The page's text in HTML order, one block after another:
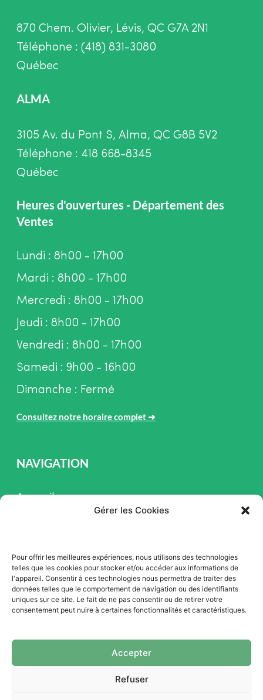
Gérer les Cookies
Pour offrir les meilleures expériences, nous utilisons des technologies
telles que les cookies pour stocker et/ou accéder aux informations de
l'appareil. Consentir à ces technologies nous permettra de traiter des
données telles que le comportement de navigation ou des identifiants
uniques sur ce site. Le fait de ne pas consentir ou de retirer votre
consentement peut nuire à certaines fonctionnalités et caractéristiques.
Accepter
Refuser
870 Chem. Olivier, Lévis, QC G7A 2N1
Téléphone : (418) 831-3080
Québec
ALMA
3105 Av. du Pont S, Alma, QC G8B 5V2
Téléphone : 418 668-8345
Québec
Heures d'ouvertures - Département des
Ventes
Lundi : 8h00 - 17h00
Mardi : 8h00 - 17h00
Mercredi : 8h00 - 17h00
Jeudi : 8h00 - 17h00
Vendredi : 8h00 - 17h00
Samedi : 9h00 - 16h00
Dimanche : Fermé
Consultez notre horaire complet ➜
NAVIGATION
Accueil
Promotion
Blogue
Nous contacter